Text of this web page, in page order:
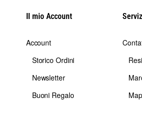
Il mio Account
Account
Storico Ordini
Newsletter
Buoni Regalo